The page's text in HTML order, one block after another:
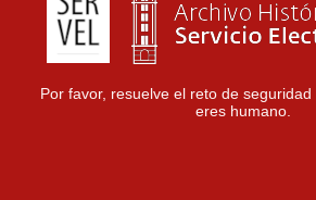
Por favor, resuelve el reto de
eres humano.